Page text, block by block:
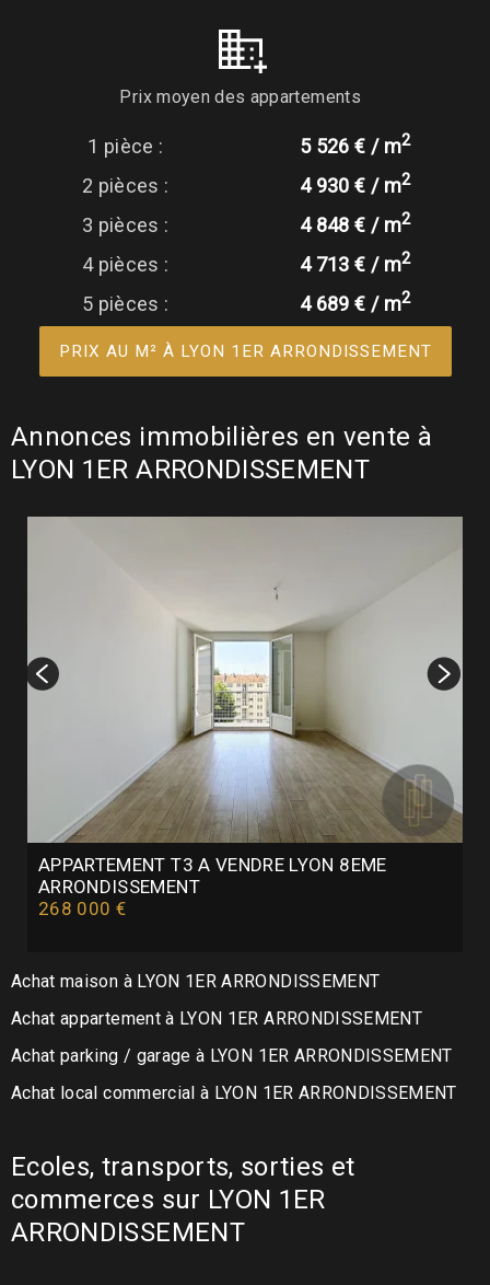
Prix moyen des appartements
1 pièce : 5 526 € / m2
2 pièces : 4 930 € / m2
3 pièces : 4 848 € / m2
4 pièces : 4 713 € / m2
5 pièces : 4 689 € / m2
PRIX AU M² À LYON 1ER ARRONDISSEMENT
Annonces immobilières en vente à
LYON 1ER ARRONDISSEMENT
APPARTEMENT T3 A VENDRE LYON 8EME
ARRONDISSEMENT
268 000 €
Achat maison à LYON 1ER ARRONDISSEMENT
Achat appartement à LYON 1ER ARRONDISSEMENT
Achat parking / garage à LYON 1ER ARRONDISSEMENT
Achat local commercial à LYON 1ER ARRONDISSEMENT
Ecoles, transports, sorties et
commerces sur LYON 1ER
ARRONDISSEMENT